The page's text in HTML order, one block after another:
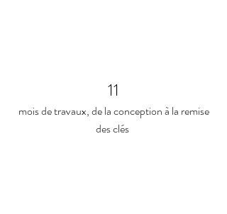
11
mois de travaux, de la conception à la remise
des clés